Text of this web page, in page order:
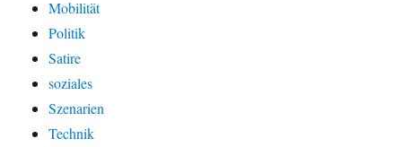
Mobilität
Politik
Satire
soziales
Szenarien
Technik